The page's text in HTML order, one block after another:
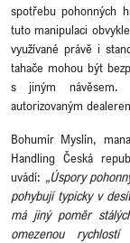
spotřebu pohonných
tuto manipulaci
využívané právě i
tahače mohou být
s jiným návěsem.
autorizovaným
Bohumír Myslín,
Handling Česká
uvádí: „Úspory
pohybují typicky v
má jiný poměr
omezenou